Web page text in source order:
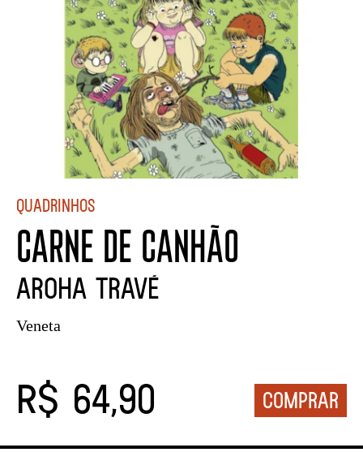
Quadrinhos
CARNE DE CANHÃO
Aroha Travé
Veneta
R$ 64,90